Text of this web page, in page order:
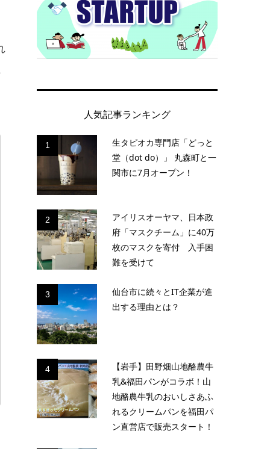
人気記事ランキング
1
生タピオカ専門店「どっと
堂（dot do）」 丸森町と一
関市に7月オープン！
2
アイリスオーヤマ、日本政
府「マスクチーム」に40万
枚のマスクを寄付 入手困
難を受けて
3
仙台市に続々とIT企業が進
出する理由とは？
4
【岩手】田野畑山地酪農牛
乳&福田パンがコラボ！山
地酪農牛乳のおいしさあふ
れるクリームパンを福田パ
ン直営店で販売スタート！